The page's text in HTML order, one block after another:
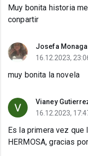
Muy bonita historia
conpartir
Josefa
16.12.2023,
muy bonita la novela
Vianey
16.12.2023,
Es la primera vez que
HERMOSA, gracias